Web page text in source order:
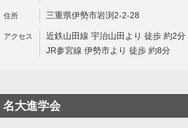
三重県伊勢市岩渕2-2-28
近鉄山田線 宇治山田より 徒歩 約2分
JR参宮線 伊勢市より 徒歩 約8分
名大進学会